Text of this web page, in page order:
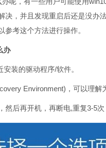
决，并且发现重启后还是没办
考这个方法进行操作。
办
装的驱动程序/软件。
Environment)，可以理解
后再开机，再断电,重复3-5次